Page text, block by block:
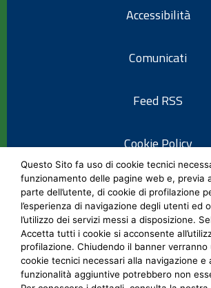
Accessibilità
Comunicati
Feed RSS
Cookie Policy
Informativa privacy
Note legali
Social Media Policy
Questo Sito fa uso di cookie tecnici
funzionamento delle pagine web e, previa
parte dell’utente, di cookie di profilazione
l’esperienza di navigazione degli utenti ed
l’utilizzo dei servizi messi a disposizione.
Accetta tutti i cookie si acconsente
profilazione. Chiudendo il banner verranno
cookie tecnici necessari alla navigazione e
funzionalità aggiuntive potrebbero non